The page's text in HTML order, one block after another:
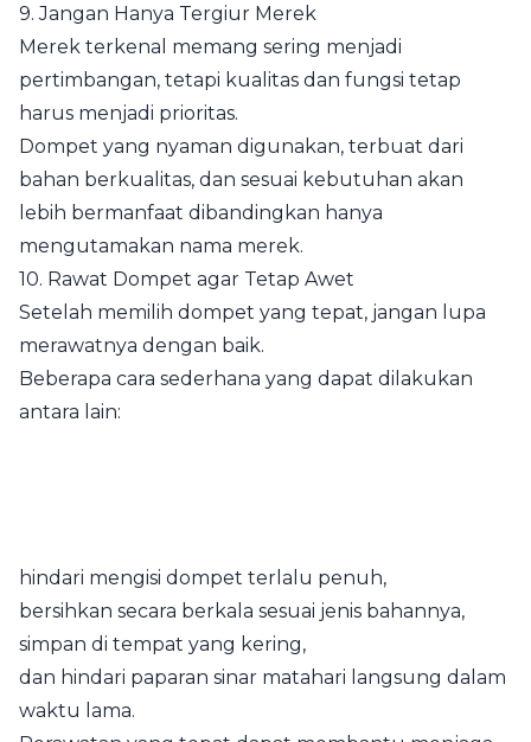
9. Jangan Hanya Tergiur Merek
Merek terkenal memang sering menjadi
pertimbangan, tetapi kualitas dan fungsi tetap
harus menjadi prioritas.
Dompet yang nyaman digunakan, terbuat dari
bahan berkualitas, dan sesuai kebutuhan akan
lebih bermanfaat dibandingkan hanya
mengutamakan nama merek.
10. Rawat Dompet agar Tetap Awet
Setelah memilih dompet yang tepat, jangan lupa
merawatnya dengan baik.
Beberapa cara sederhana yang dapat dilakukan
antara lain:
hindari mengisi dompet terlalu penuh,
bersihkan secara berkala sesuai jenis bahannya,
simpan di tempat yang kering,
dan hindari paparan sinar matahari langsung dalam
waktu lama.